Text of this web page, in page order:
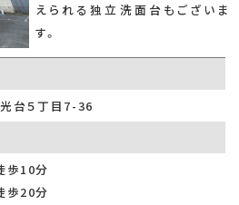
えられる独立洗面台もございま
す。
台５丁目7-36
歩10分
歩20分